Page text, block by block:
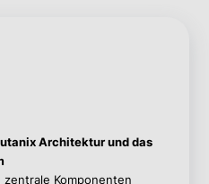
Architektur und das
zentrale Komponenten